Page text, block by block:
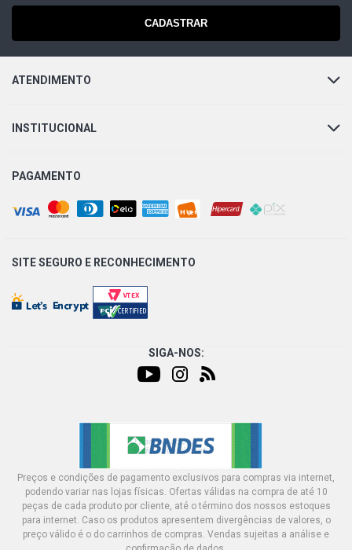
CADASTRAR
ATENDIMENTO
INSTITUCIONAL
PAGAMENTO
SITE SEGURO E RECONHECIMENTO
SIGA-NOS:
Preços e condições de pagamento exclusivos para compras via internet,
podendo variar nas lojas físicas. Ofertas válidas na compra de até 10
peças de cada produto por cliente, até o término dos nossos estoques
para internet. Caso os produtos apresentem divergências de valores, o
preço válido é o do carrinhos de compras. Vendas sujeitas a análise e